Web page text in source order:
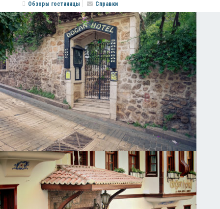
Обзоры гостиницы
Справки